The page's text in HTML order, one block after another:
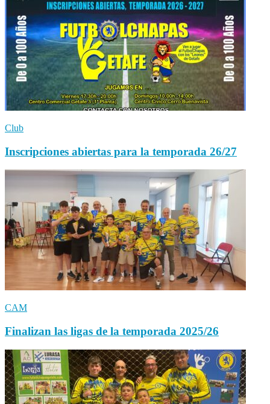
Club
Inscripciones abiertas para la temporada 26/27
CAM
Finalizan las ligas de la temporada 2025/26